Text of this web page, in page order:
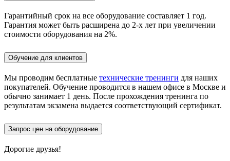
Гарантийный срок на все оборудование составляет 1 год.
Гарантия может быть расширена до 2-х лет при увеличении
стоимости оборудования на 2%.
Обучение для клиентов
Мы проводим бесплатные технические тренинги для наших
покупателей. Обучение проводится в нашем офисе в Москве и
обычно занимает 1 день. После прохождения тренинга по
результатам экзамена выдается соответствующий сертификат.
Запрос цен на оборудование
Дорогие друзья!